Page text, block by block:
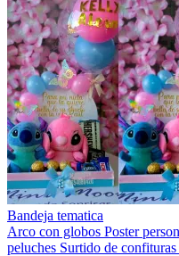
Bandeja tematica
Arco con globos Poster
peluches Surtido de